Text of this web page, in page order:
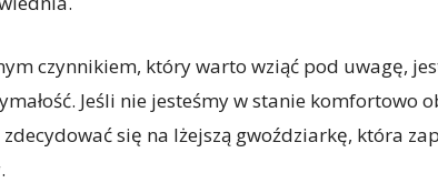
czynnikiem, który warto wziąć pod uwagę,
Jeśli nie jesteśmy w stanie komfortowo
się na lżejszą gwoździarkę, która